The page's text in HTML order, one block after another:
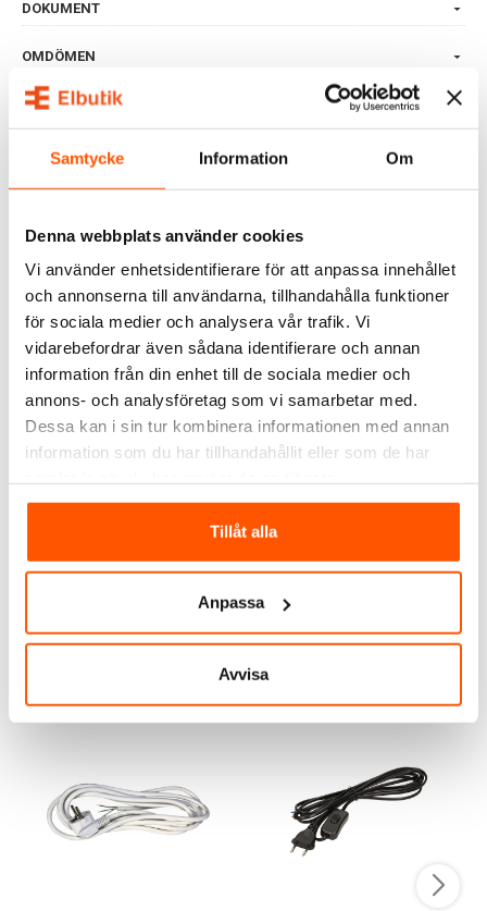
Samtycke Information Om
Denna webbplats använder cookies
Vi använder enhetsidentifierare för att anpassa innehållet
och annonserna till användarna, tillhandahålla funktioner
för sociala medier och analysera vår trafik. Vi
vidarebefordrar även sådana identifierare och annan
information från din enhet till de sociala medier och
annons- och analysföretag som vi samarbetar med.
Dessa kan i sin tur kombinera informationen med annan
information som du har tillhandahållit eller som de har
Tillåt alla
Anpassa
Avvisa
DOKUMENT
OMDÖMEN
FRÅGOR & SVAR
RELATERADE PRODUKTER
Namron Sladdställ Euro
Namron
39,00 kr
LÄGG I VARUKORG
ALTERNATIVA PRODUKTER